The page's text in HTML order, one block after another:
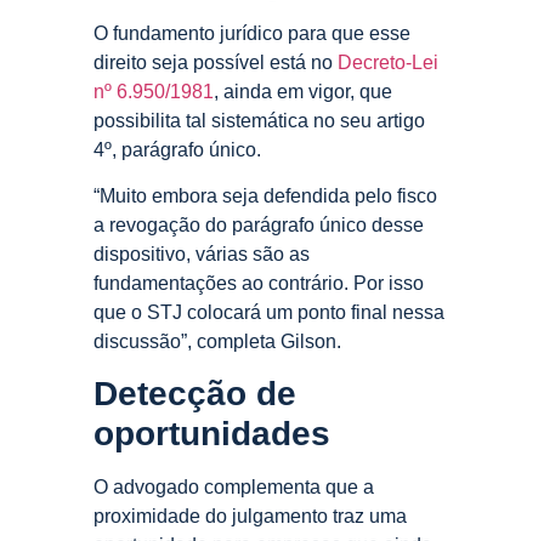
O fundamento jurídico para que esse
direito seja possível está no Decreto-Lei
nº 6.950/1981, ainda em vigor, que
possibilita tal sistemática no seu artigo
4º, parágrafo único.
“Muito embora seja defendida pelo fisco
a revogação do parágrafo único desse
dispositivo, várias são as
fundamentações ao contrário. Por isso
que o STJ colocará um ponto final nessa
discussão”, completa Gilson.
Detecção de
oportunidades
O advogado complementa que a
proximidade do julgamento traz uma